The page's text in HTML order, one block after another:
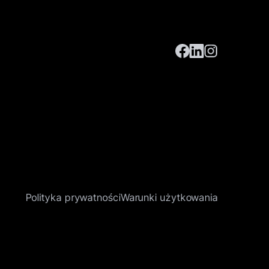
Polityka prywatnościWarunki użytkowania